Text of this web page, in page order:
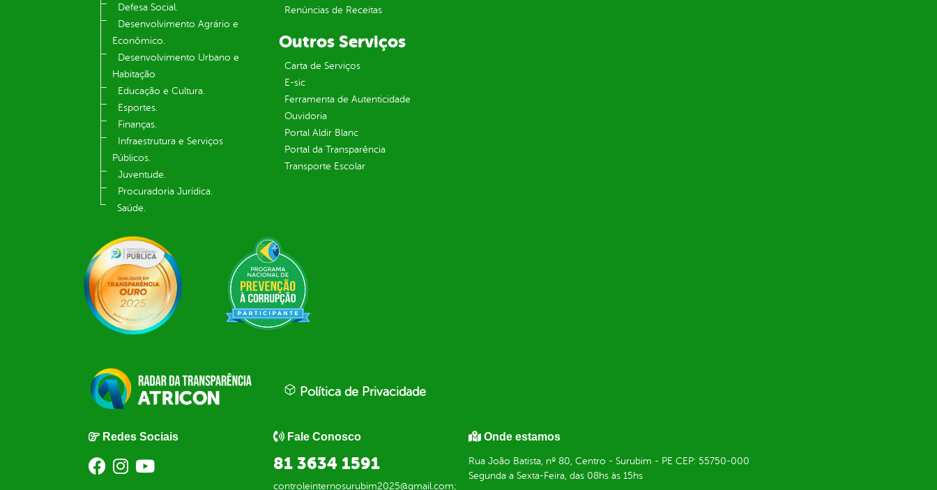
Defesa Social.
Desenvolvimento Agrário e
Econômico.
Desenvolvimento Urbano e
Habitação
Educação e Cultura.
Esportes.
Finanças.
Infraestrutura e Serviços
Públicos.
Juventude.
Procuradoria Jurídica.
Saúde.
Renúncias de Receitas
Outros Serviços
Carta de Serviços
E-sic
Ferramenta de Autenticidade
Ouvidoria
Portal Aldir Blanc
Portal da Transparência
Transporte Escolar
Política de Privacidade
Redes Sociais Fale Conosco
81 3634 1591
controleinternosurubim2025@gmail.com;
Onde estamos
Rua João Batista, nº 80, Centro - Surubim - PE CEP: 55750-000
Segunda a Sexta-Feira, das 08hs às 15hs